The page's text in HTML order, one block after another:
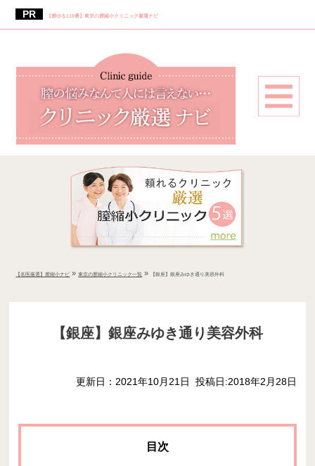
【膣ゆる110番】東京の膣縮小クリニック厳選ナビ
【名医厳選】膣縮小ナビ »東京の膣縮小クリニック一覧 » 【銀座】銀座みゆき通り美容外科
【銀座】銀座みゆき通り美容外科
更新日：2021年10月21日 投稿日:2018年2月28日